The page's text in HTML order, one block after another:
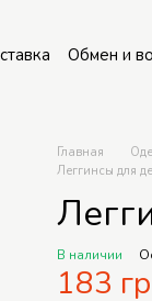
Обмен и
Главная
Леггинсы для
В наличии
183